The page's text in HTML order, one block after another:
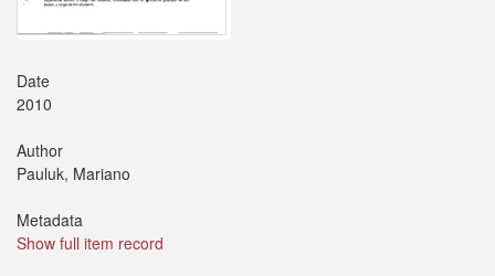
Date
2010
Author
Pauluk, Mariano
Metadata
Show full item record